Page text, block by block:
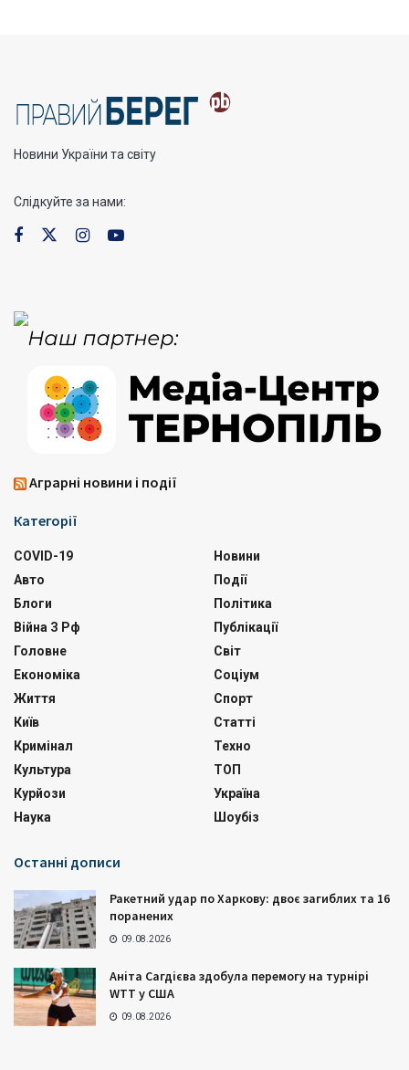
Новини України та світу
Слідкуйте за нами:
Аграрні новини і події
Категорії
COVID-19
Авто
Блоги
Війна З Рф
Головне
Економіка
Життя
Київ
Кримінал
Культура
Курйози
Наука
Новини
Події
Політика
Публікації
Світ
Соціум
Спорт
Статті
Техно
ТОП
Україна
Шоубіз
Останні дописи
Ракетний удар по Харкову: двоє загиблих та 16
поранених
09.08.2026
Аніта Сагдієва здобула перемогу на турнірі
WTT у США
09.08.2026